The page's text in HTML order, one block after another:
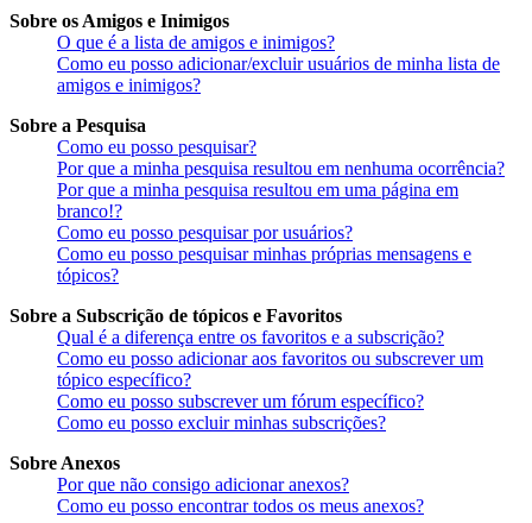
Sobre os Amigos e Inimigos
O que é a lista de amigos e inimigos?
Como eu posso adicionar/excluir usuários de minha lista de
amigos e inimigos?
Sobre a Pesquisa
Como eu posso pesquisar?
Por que a minha pesquisa resultou em nenhuma ocorrência?
Por que a minha pesquisa resultou em uma página em
branco!?
Como eu posso pesquisar por usuários?
Como eu posso pesquisar minhas próprias mensagens e
tópicos?
Sobre a Subscrição de tópicos e Favoritos
Qual é a diferença entre os favoritos e a subscrição?
Como eu posso adicionar aos favoritos ou subscrever um
tópico específico?
Como eu posso subscrever um fórum específico?
Como eu posso excluir minhas subscrições?
Sobre Anexos
Por que não consigo adicionar anexos?
Como eu posso encontrar todos os meus anexos?